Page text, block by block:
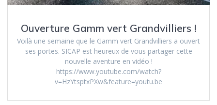
Ouverture Gamm vert Grandvilliers !
Voilà une semaine que le Gamm vert Grandvilliers a ouvert
ses portes. SICAP est heureux de vous partager cette
nouvelle aventure en vidéo !
https://www.youtube.com/watch?
v=HzYtsptxPXw&feature=youtu.be